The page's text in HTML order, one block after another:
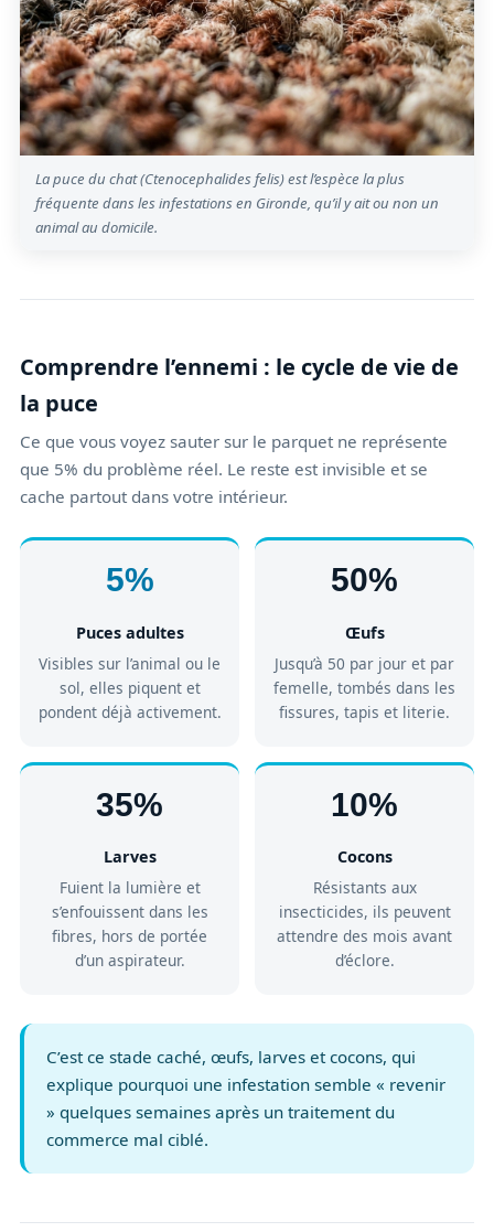
La puce du chat (Ctenocephalides felis) est l’espèce la plus
fréquente dans les infestations en Gironde, qu’il y ait ou non un
animal au domicile.
Comprendre l’ennemi : le cycle de vie de
la puce
Ce que vous voyez sauter sur le parquet ne représente
que 5% du problème réel. Le reste est invisible et se
cache partout dans votre intérieur.
5%
Puces adultes
Visibles sur l’animal ou le
sol, elles piquent et
pondent déjà activement.
50%
Œufs
Jusqu’à 50 par jour et par
femelle, tombés dans les
fissures, tapis et literie.
35%
Larves
Fuient la lumière et
s’enfouissent dans les
fibres, hors de portée
d’un aspirateur.
10%
Cocons
Résistants aux
insecticides, ils peuvent
attendre des mois avant
d’éclore.
C’est ce stade caché, œufs, larves et cocons, qui
explique pourquoi une infestation semble « revenir
» quelques semaines après un traitement du
commerce mal ciblé.